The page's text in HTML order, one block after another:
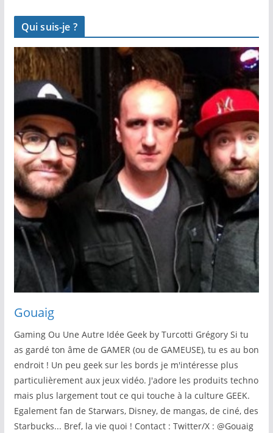
Qui suis-je ?
Gouaig
Gaming Ou Une Autre Idée Geek by Turcotti Grégory Si tu
as gardé ton âme de GAMER (ou de GAMEUSE), tu es au bon
endroit ! Un peu geek sur les bords je m'intéresse plus
particulièrement aux jeux vidéo. J'adore les produits techno
mais plus largement tout ce qui touche à la culture GEEK.
Egalement fan de Starwars, Disney, de mangas, de ciné, des
Starbucks... Bref, la vie quoi ! Contact : Twitter/X : @Gouaig